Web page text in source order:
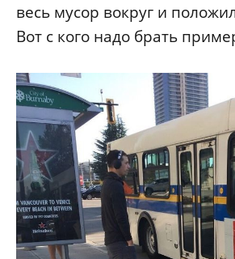
весь мусор вокруг и
Вот с кого надо брать